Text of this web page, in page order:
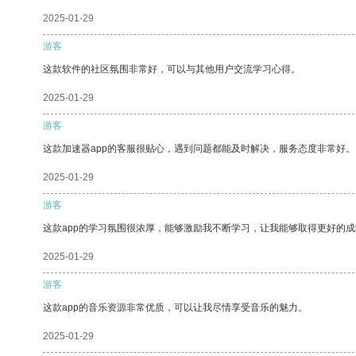
2025-01-29
游客
这款软件的社区氛围非常好，可以与其他用户交流学习心得。
2025-01-29
游客
这款加速器app的客服很贴心，遇到问题都能及时解决，服务态度非常好。
2025-01-29
游客
这款app的学习氛围很浓厚，能够激励我不断学习，让我能够取得更好的
2025-01-29
游客
这款app的音乐资源非常优质，可以让我尽情享受音乐的魅力。
2025-01-29